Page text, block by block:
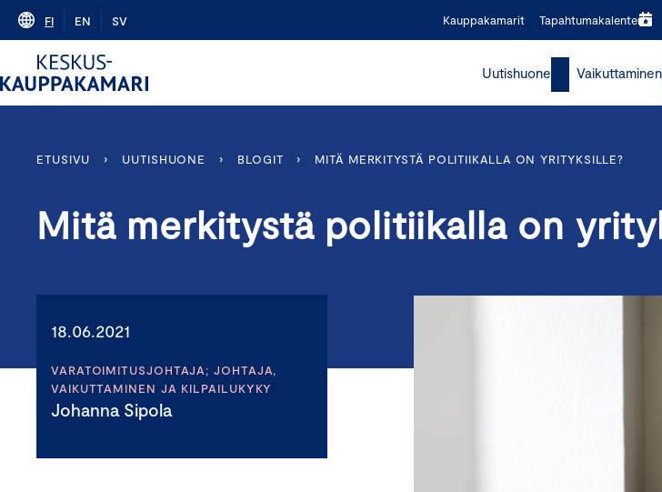
Skip
content
FI EN SV Kauppakamarit Tapahtumakalenteri
Uutishuone Vaikuttaminen
ETUSIVU › UUTISHUONE › BLOGIT › MITÄ MERKITYSTÄ POLITIIKALLA ON YRITYKSILLE?
Mitä merkitystä politiikalla on
18.06.2021
VARATOIMITUSJOHTAJA; JOHTAJA,
VAIKUTTAMINEN JA KILPAILUKYKY
Johanna Sipola